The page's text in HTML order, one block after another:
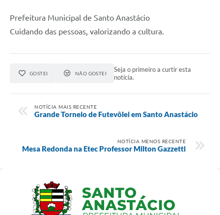
Prefeitura Municipal de Santo Anastácio
Cuidando das pessoas, valorizando a cultura.
GOSTEI NÃO GOSTEI
Seja o primeiro a curtir esta
notícia.
NOTÍCIA MAIS RECENTE
Grande Torneio de Futevôlei em Santo Anastácio
NOTÍCIA MENOS RECENTE
Mesa Redonda na Etec Professor Milton Gazzetti